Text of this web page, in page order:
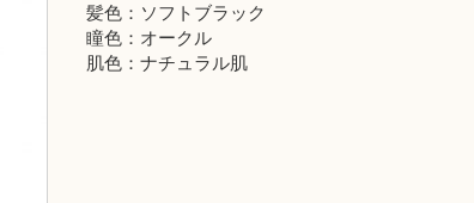
髪色：ソフトブラック
瞳色：オークル
肌色：ナチュラル肌